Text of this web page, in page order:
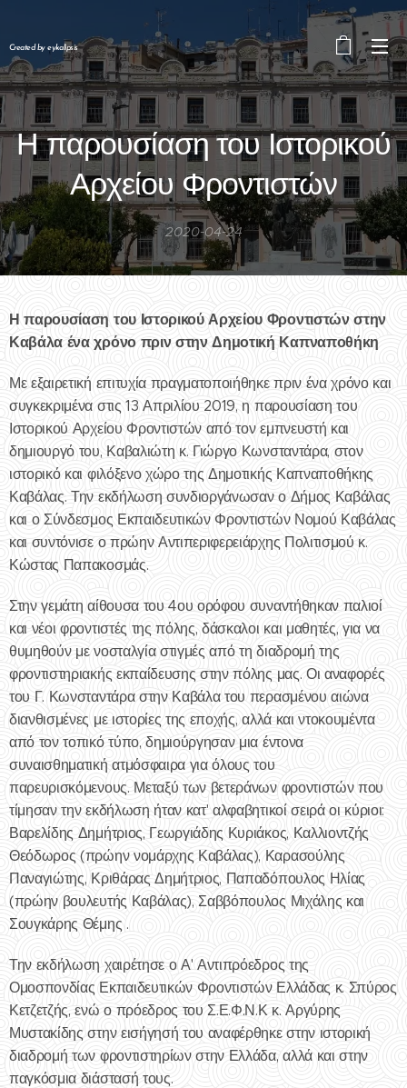
Created by eykalipsis
Η παρουσίαση του Ιστορικού
Αρχείου Φροντιστών
2020-04-24
Η παρουσίαση του Ιστορικού Αρχείου Φροντιστών στην
Καβάλα ένα χρόνο πριν στην Δημοτική Καπναποθήκη
Με εξαιρετική επιτυχία πραγματοποιήθηκε πριν ένα χρόνο και
συγκεκριμένα στις 13 Απριλίου 2019, η παρουσίαση του
Ιστορικού Αρχείου Φροντιστών από τον εμπνευστή και
δημιουργό του, Καβαλιώτη κ. Γιώργο Κωνσταντάρα, στον
ιστορικό και φιλόξενο χώρο της Δημοτικής Καπναποθήκης
Καβάλας. Την εκδήλωση συνδιοργάνωσαν ο Δήμος Καβάλας
και ο Σύνδεσμος Εκπαιδευτικών Φροντιστών Νομού Καβάλας
και συντόνισε ο πρώην Αντιπεριφερειάρχης Πολιτισμού κ.
Κώστας Παπακοσμάς.
Στην γεμάτη αίθουσα του 4ου ορόφου συναντήθηκαν παλιοί
και νέοι φροντιστές της πόλης, δάσκαλοι και μαθητές, για να
θυμηθούν με νοσταλγία στιγμές από τη διαδρομή της
φροντιστηριακής εκπαίδευσης στην πόλης μας. Οι αναφορές
του Γ. Κωνσταντάρα στην Καβάλα του περασμένου αιώνα
διανθισμένες με ιστορίες της εποχής, αλλά και ντοκουμέντα
από τον τοπικό τύπο, δημιούργησαν μια έντονα
συναισθηματική ατμόσφαιρα για όλους του
παρευρισκόμενους. Μεταξύ των βετεράνων φροντιστών που
τίμησαν την εκδήλωση ήταν κατ' αλφαβητικοί σειρά οι κύριοι:
Βαρελίδης Δημήτριος, Γεωργιάδης Κυριάκος, Καλλιοντζής
Θεόδωρος (πρώην νομάρχης Καβάλας), Καρασούλης
Παναγιώτης, Κριθάρας Δημήτριος, Παπαδόπουλος Ηλίας
(πρώην βουλευτής Καβάλας), Σαββόπουλος Μιχάλης και
Σουγκάρης Θέμης .
Την εκδήλωση χαιρέτησε ο Α' Αντιπρόεδρος της
Ομοσπονδίας Εκπαιδευτικών Φροντιστών Ελλάδας κ. Σπύρος
Κετζετζής, ενώ ο πρόεδρος του Σ.Ε.Φ.Ν.Κ κ. Αργύρης
Μυστακίδης στην εισήγησή του αναφέρθηκε στην ιστορική
διαδρομή των φροντιστηρίων στην Ελλάδα, αλλά και στην
παγκόσμια διάστασή τους.